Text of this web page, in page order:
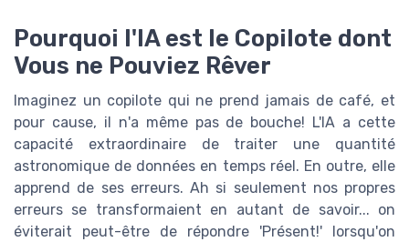
Pourquoi l'IA est le Copilote dont
Vous ne Pouviez Rêver
Imaginez un copilote qui ne prend jamais de café, et
pour cause, il n'a même pas de bouche! L'IA a cette
capacité extraordinaire de traiter une quantité
astronomique de données en temps réel. En outre, elle
apprend de ses erreurs. Ah si seulement nos propres
erreurs se transformaient en autant de savoir... on
éviterait peut-être de répondre 'Présent!' lorsqu'on